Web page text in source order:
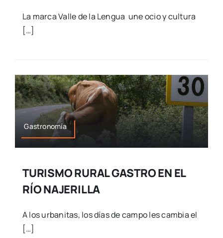
La marca Valle de la Lengua une ocio y cultura
[…]
Gastronomía
TURISMO RURAL GASTRO EN EL
RÍO NAJERILLA
A los urbanitas, los días de campo les cambia el
[…]